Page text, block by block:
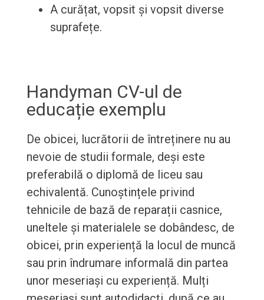
A curățat, vopsit și vopsit diverse
suprafețe.
Handyman CV-ul de
educație exemplu
De obicei, lucrătorii de întreținere nu au
nevoie de studii formale, deși este
preferabilă o diplomă de liceu sau
echivalentă. Cunoștințele privind
tehnicile de bază de reparații casnice,
uneltele și materialele se dobândesc, de
obicei, prin experiență la locul de muncă
sau prin îndrumare informală din partea
unor meseriași cu experiență. Mulți